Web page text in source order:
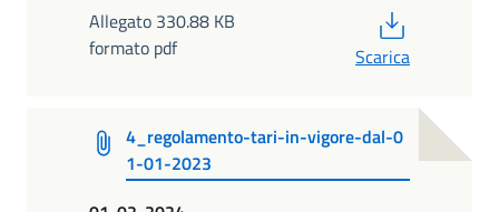
Allegato 330.88 KB
formato pdf
Scarica
4_regolamento-tari-in-vigore-dal-0
1-01-2023